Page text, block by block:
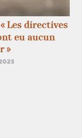
Les directives
eu aucun
»